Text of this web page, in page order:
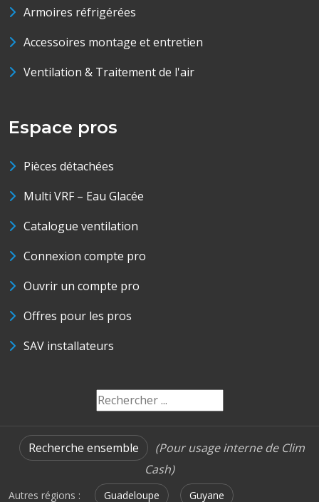
Armoires réfrigérées
Accessoires montage et entretien
Ventilation & Traitement de l'air
Espace pros
Pièces détachées
Multi VRF – Eau Glacée
Catalogue ventilation
Connexion compte pro
Ouvrir un compte pro
Offres pour les pros
SAV installateurs
Recherche ensemble
(Pour usage interne de Clim
Cash)
Autres régions : Guadeloupe Guyane